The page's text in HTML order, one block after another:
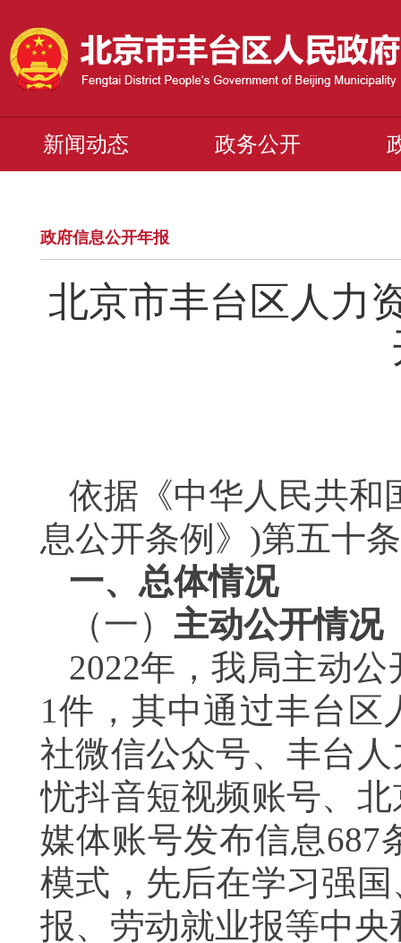
新闻动态 政务公开
政府信息公开年报
北京市丰台区人力
依据《中华人民共和
息公开条例》)第五十
一、总体情况
（一） 主动公开情况
2022年，我局主动
1件，其中通过丰台区
社微信公众号、丰台
忧抖音短视频账号、
媒体账号发布信息687
模式，先后在学习强
报、劳动就业报等中